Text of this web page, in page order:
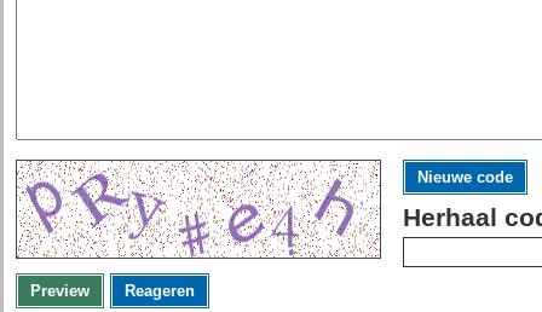
Nieuwe code
Herhaal
Preview Reageren